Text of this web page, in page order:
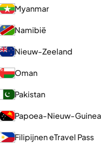
Myanmar
Namibië
Nieuw-Zeeland
Oman
Pakistan
Papoea-Nieuw-Guinea
Filipijnen eTravel Pass